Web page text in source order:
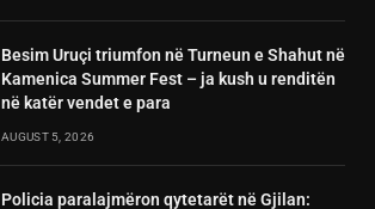
Besim Uruçi triumfon në Turneun e Shahut në
Kamenica Summer Fest – ja kush u renditën
në katër vendet e para
AUGUST 5, 2026
Policia paralajmëron qytetarët në Gjilan: